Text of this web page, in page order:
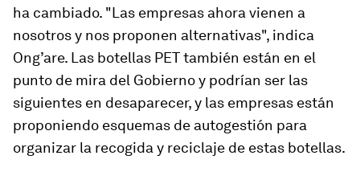
ha cambiado. "Las empresas ahora vienen a
nosotros y nos proponen alternativas", indica
Ong’are. Las botellas PET también están en el
punto de mira del Gobierno y podrían ser las
siguientes en desaparecer, y las empresas están
proponiendo esquemas de autogestión para
organizar la recogida y reciclaje de estas botellas.